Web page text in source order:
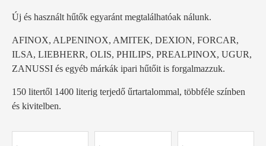
Új és használt hűtők egyaránt megtalálhatóak nálunk.
AFINOX, ALPENINOX, AMITEK, DEXION, FORCAR,
ILSA, LIEBHERR, OLIS, PHILIPS, PREALPINOX, UGUR,
ZANUSSI és egyéb márkák ipari hűtőit is forgalmazzuk.
150 litertől 1400 literig terjedő űrtartalommal, többféle színben
és kivitelben.